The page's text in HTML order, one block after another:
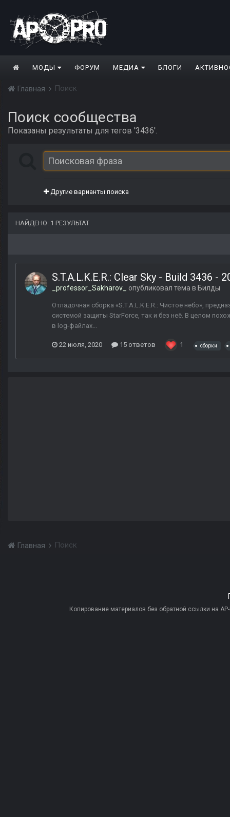
МОДЫ ФОРУМ МЕДИА БЛОГИ
Главная Поиск
Поиск сообщества
Показаны результаты для тегов '3436'.
Другие варианты поиска
НАЙДЕНО: 1 РЕЗУЛЬТАТ
S.T.A.L.K.E.R.: Clear Sky - Build 3436 -
_professor_Sakharov_ опубликовал тема в Билды
Отладочная сборка «S.T.A.L.K.E.R.: Чистое небо»,
системой защиты StarForce, так и без неё. В целом
в log-файлах...
22 июля, 2020 15 ответов 1 сборки
Главная Поиск
Копирование материалов без обратной ссылки на